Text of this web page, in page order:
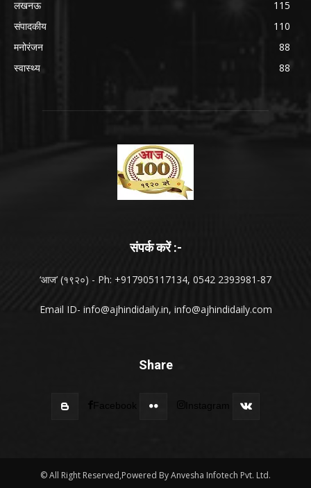
लखनऊ
115
संपादकीय
110
मनोरंजन
88
स्वास्थ्य
88
संपर्क करें :-
‘आज’ (१९२०) - Ph: +917905117134, 0542 2393981-87
Email ID- info@ajhindidaily.in, info@ajhindidaily.com
Share
Facebook Instagram
© All Right Reserved,Powered By Anvesha Infotech Pvt. Ltd.